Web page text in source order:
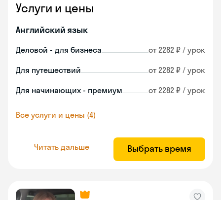
Услуги и цены
Английский язык
Деловой - для бизнеса от 2282 ₽ / урок
Для путешествий от 2282 ₽ / урок
Для начинающих - премиум от 2282 ₽ / урок
Все услуги и цены (4)
Читать дальше Выбрать время